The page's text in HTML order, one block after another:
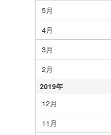
5月
4月
3月
2月
2019年
12月
11月